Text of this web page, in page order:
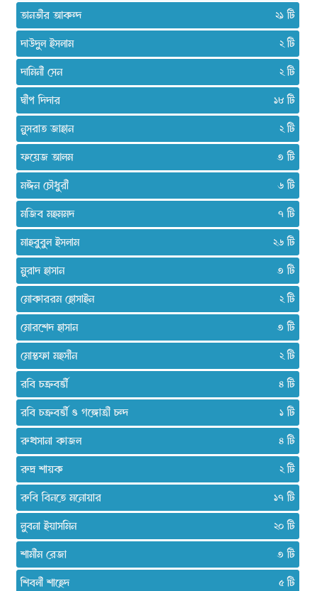
তানভীর আকন্দ
২১
দাউদুল ইসলাম
২
দামিনী সেন
২
দ্বীপ দিদার
১৮
নুসরাত জাহান
২
ফয়েজ আলম
৩
মঈন চৌধুরী
৬
মজিব মহমমদ
৭
মাহবুবুল ইসলাম
২৬
মুরাদ হাসান
৩
মোকাররম হোসাইন
২
মোরশেদ হাসান
৩
মোস্তফা মহসীন
২
রবি চক্রবর্ত্তী
৪
রবি চক্রবর্ত্তী ও গঙ্গোত্রী চন্দ
১
রুখসানা কাজল
৪
রুদ্র শায়ক
২
রুবি বিনতে মনোয়ার
১৭
লুবনা ইয়াসমিন
২০
শামীম রেজা
৩
শিবলী শাহেদ
৫